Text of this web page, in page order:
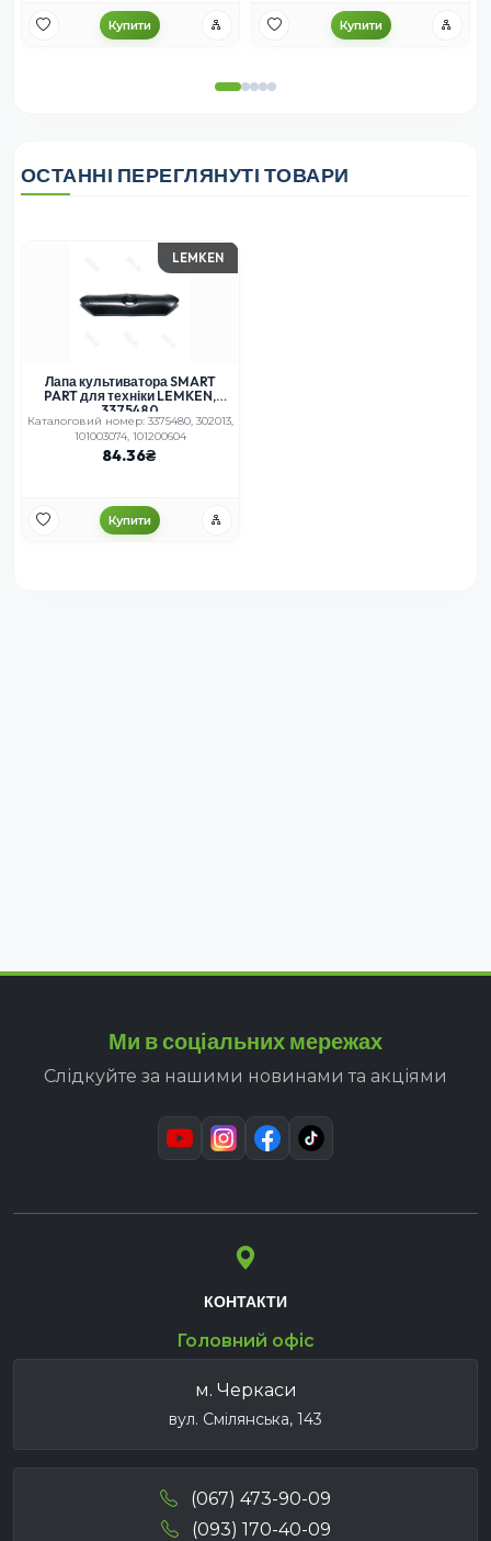
Купити Купити
ОСТАННІ ПЕРЕГЛЯНУТІ ТОВАРИ
LEMKEN
Лапа культиватора SMART
PART для техніки LEMKEN,
3375480
Каталоговий номер: 3375480, 302013,
101003074, 101200604
84.36
Купити
Ми в соціальних мережах
Слідкуйте за нашими новинами та акціями
КОНТАКТИ
Головний офіс
м. Черкаси
вул. Смілянська, 143
(067) 473-90-09
(093) 170-40-09